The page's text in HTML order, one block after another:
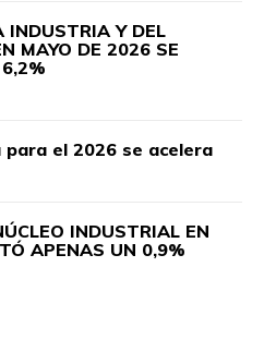
INDUSTRIA Y DEL
MAYO DE 2026 SE
el 2026 se acelera
INDUSTRIAL EN
APENAS UN 0,9%